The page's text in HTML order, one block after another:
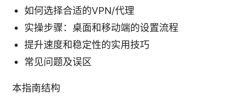
如何选择合适的VPN/代理
实操步骤：桌面和移动端的设置流程
提升速度和稳定性的实用技巧
常见问题及误区
本指南结构